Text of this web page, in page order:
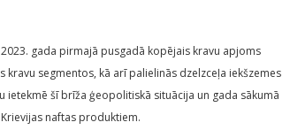
gada pirmajā pusgadā kopējais kravu apjoms
segmentos, kā arī palielinās dzelzceļa iekšzemes
šī brīža ģeopolitiskā situācija un gada sākumā
naftas produktiem.